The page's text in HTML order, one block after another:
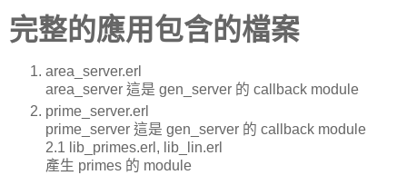
完整的應用包含的檔案
area_server.erl
area_server 這是 gen_server 的 callback module
prime_server.erl
prime_server 這是 gen_server 的 callback module
2.1 lib_primes.erl, lib_lin.erl
產生 primes 的 module